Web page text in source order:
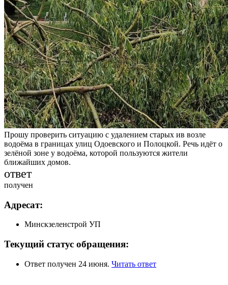
Прошу проверить ситуацию с удалением старых ив возле
водоёма в границах улиц Одоевского и Полоцкой. Речь идёт о
зелёной зоне у водоёма, которой пользуются жители
ближайших домов.
ответ
получен
Адресат:
Минскзеленстрой УП
Текущий статус обращения:
Ответ получен 24 июня. Читать ответ